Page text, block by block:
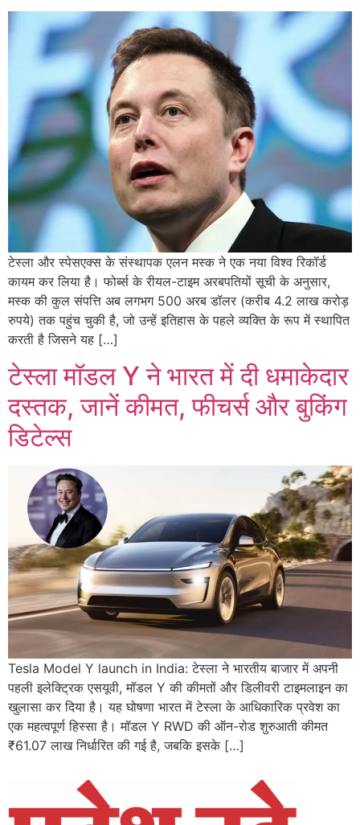
टेस्ला और स्पेसएक्स के संस्थापक एलन मस्क ने एक नया विश्व रिकॉर्ड
कायम कर लिया है। फोर्ब्स के रीयल-टाइम अरबपतियों सूची के अनुसार,
मस्क की कुल संपत्ति अब लगभग 500 अरब डॉलर (करीब 4.2 लाख करोड़
रुपये) तक पहुंच चुकी है, जो उन्हें इतिहास के पहले व्यक्ति के रूप में स्थापित
करती है जिसने यह […]
टेस्ला मॉडल Y ने भारत में दी धमाकेदार
दस्तक, जानें कीमत, फीचर्स और बुकिंग
डिटेल्स
Tesla Model Y launch in India: टेस्ला ने भारतीय बाजार में अपनी
पहली इलेक्ट्रिक एसयूवी, मॉडल Y की कीमतों और डिलीवरी टाइमलाइन का
खुलासा कर दिया है। यह घोषणा भारत में टेस्ला के आधिकारिक प्रवेश का
एक महत्वपूर्ण हिस्सा है। मॉडल Y RWD की ऑन-रोड शुरुआती कीमत
₹61.07 लाख निर्धारित की गई है, जबकि इसके […]